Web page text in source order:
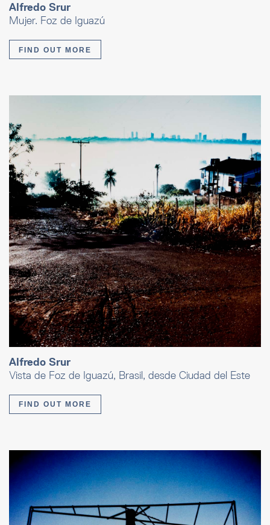
Alfredo Srur
Mujer. Foz de Iguazú
FIND OUT MORE
Alfredo Srur
Vista de Foz de Iguazú, Brasil, desde Ciudad del Este
FIND OUT MORE